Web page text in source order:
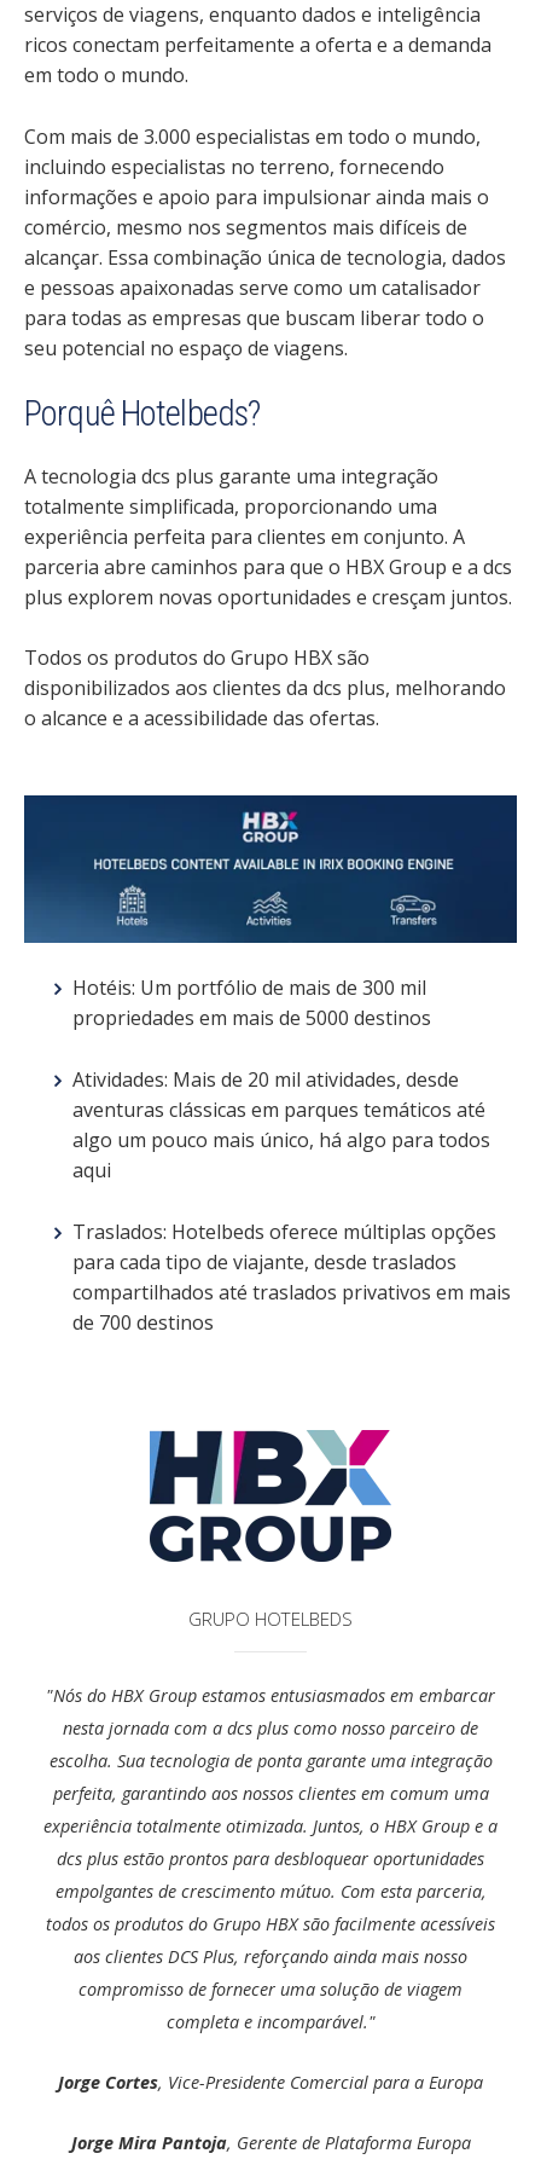
serviços de viagens, enquanto dados e inteligência
ricos conectam perfeitamente a oferta e a demanda
em todo o mundo.
Com mais de 3.000 especialistas em todo o mundo,
incluindo especialistas no terreno, fornecendo
informações e apoio para impulsionar ainda mais o
comércio, mesmo nos segmentos mais difíceis de
alcançar. Essa combinação única de tecnologia, dados
e pessoas apaixonadas serve como um catalisador
para todas as empresas que buscam liberar todo o
seu potencial no espaço de viagens.
Porquê Hotelbeds?
A tecnologia dcs plus garante uma integração
totalmente simplificada, proporcionando uma
experiência perfeita para clientes em conjunto. A
parceria abre caminhos para que o HBX Group e a dcs
plus explorem novas oportunidades e cresçam juntos.
Todos os produtos do Grupo HBX são
disponibilizados aos clientes da dcs plus, melhorando
o alcance e a acessibilidade das ofertas.
Hotéis: Um portfólio de mais de 300 mil
propriedades em mais de 5000 destinos
Atividades: Mais de 20 mil atividades, desde
aventuras clássicas em parques temáticos até
algo um pouco mais único, há algo para todos
aqui
Traslados: Hotelbeds oferece múltiplas opções
para cada tipo de viajante, desde traslados
compartilhados até traslados privativos em mais
de 700 destinos
GRUPO HOTELBEDS
"Nós do HBX Group estamos entusiasmados em embarcar
nesta jornada com a dcs plus como nosso parceiro de
escolha. Sua tecnologia de ponta garante uma integração
perfeita, garantindo aos nossos clientes em comum uma
experiência totalmente otimizada. Juntos, o HBX Group e a
dcs plus estão prontos para desbloquear oportunidades
empolgantes de crescimento mútuo. Com esta parceria,
todos os produtos do Grupo HBX são facilmente acessíveis
aos clientes DCS Plus, reforçando ainda mais nosso
compromisso de fornecer uma solução de viagem
completa e incomparável."
Jorge Cortes, Vice-Presidente Comercial para a Europa
Jorge Mira Pantoja, Gerente de Plataforma Europa